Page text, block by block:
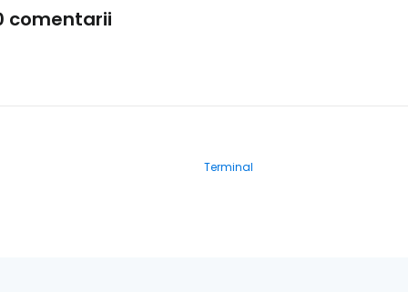
comentarii
Terminal